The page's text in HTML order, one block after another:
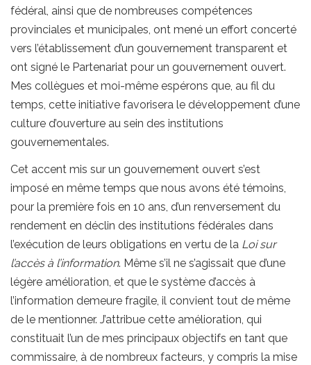
fédéral, ainsi que de nombreuses compétences
provinciales et municipales, ont mené un effort concerté
vers l’établissement d’un gouvernement transparent et
ont signé le Partenariat pour un gouvernement ouvert.
Mes collègues et moi-même espérons que, au fil du
temps, cette initiative favorisera le développement d’une
culture d’ouverture au sein des institutions
gouvernementales.
Cet accent mis sur un gouvernement ouvert s’est
imposé en même temps que nous avons été témoins,
pour la première fois en 10 ans, d’un renversement du
rendement en déclin des institutions fédérales dans
l’exécution de leurs obligations en vertu de la Loi sur
l’accès à l’information. Même s’il ne s’agissait que d’une
légère amélioration, et que le système d’accès à
l’information demeure fragile, il convient tout de même
de le mentionner. J’attribue cette amélioration, qui
constituait l’un de mes principaux objectifs en tant que
commissaire, à de nombreux facteurs, y compris la mise